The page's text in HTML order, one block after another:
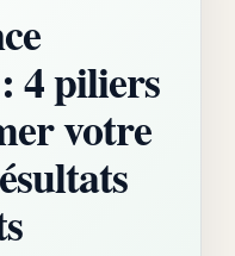
4 piliers
votre